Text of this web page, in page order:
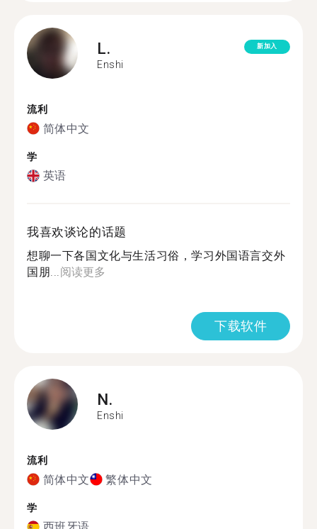
L.
Enshi
新加入
流利
简体中文
学
英语
我喜欢谈论的话题
想聊一下各国文化与生活习俗，学习外国语言交外
国朋...阅读更多
下载软件
N.
Enshi
流利
简体中文 繁体中文
学